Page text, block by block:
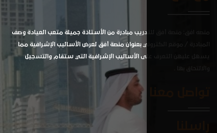
مبادرة من الأستاذة جميلة متعب العيادة وصف
بعنوان منصة أفق لعرض الأساليب الإشرافية مما
الأساليب الإشرافية التي ستقام والتسجيل